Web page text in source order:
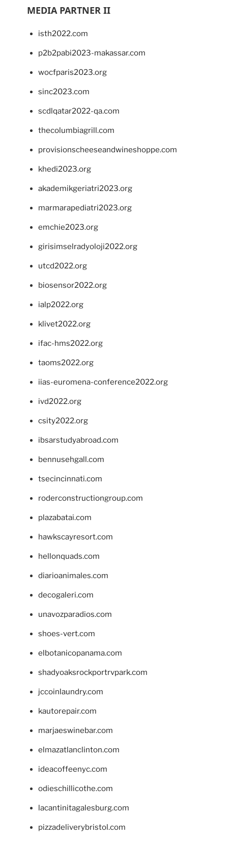
MEDIA PARTNER II
isth2022.com
p2b2pabi2023-makassar.com
wocfparis2023.org
sinc2023.com
scdlqatar2022-qa.com
thecolumbiagrill.com
provisionscheeseandwineshoppe.com
khedi2023.org
akademikgeriatri2023.org
marmarapediatri2023.org
emchie2023.org
girisimselradyoloji2022.org
utcd2022.org
biosensor2022.org
ialp2022.org
klivet2022.org
ifac-hms2022.org
taoms2022.org
iias-euromena-conference2022.org
ivd2022.org
csity2022.org
ibsarstudyabroad.com
bennusehgall.com
tsecincinnati.com
roderconstructiongroup.com
plazabatai.com
hawkscayresort.com
hellonquads.com
diarioanimales.com
decogaleri.com
unavozparadios.com
shoes-vert.com
elbotanicopanama.com
shadyoaksrockportrvpark.com
jccoinlaundry.com
kautorepair.com
marjaeswinebar.com
elmazatlanclinton.com
ideacoffeenyc.com
odieschillicothe.com
lacantinitagalesburg.com
pizzadeliverybristol.com